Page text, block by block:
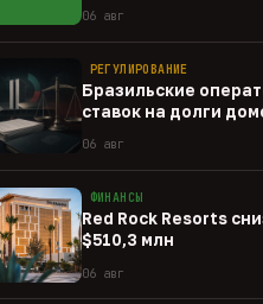
06 авг
РЕГУЛИРОВАНИЕ
Бразильские
ставок на долги
06 авг
ФИНАНСЫ
Red Rock Resorts
$510,3 млн
06 авг